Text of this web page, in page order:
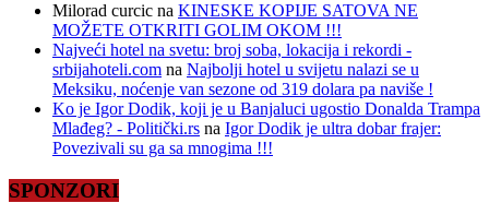
Milorad curcic na KINESKE KOPIJE SATOVA NE
MOŽETE OTKRITI GOLIM OKOM !!!
Najveći hotel na svetu: broj soba, lokacija i rekordi -
srbijahoteli.com na Najbolji hotel u svijetu nalazi se u
Meksiku, noćenje van sezone od 319 dolara pa naviše !
Ko je Igor Dodik, koji je u Banjaluci ugostio Donalda Trampa
Mlađeg? - Politički.rs na Igor Dodik je ultra dobar frajer:
Povezivali su ga sa mnogima !!!
SPONZORI